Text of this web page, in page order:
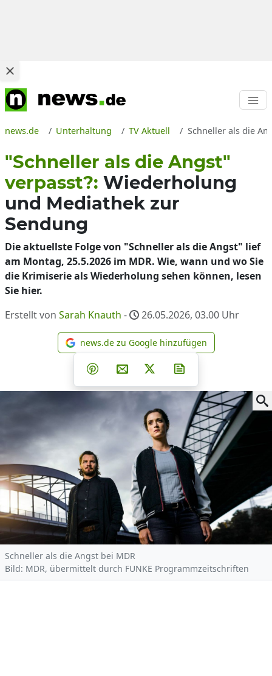
news.de Unterhaltung TV Aktuell Schneller als die
"Schneller als die Angst"
verpasst?: Wiederholung
und Mediathek zur
Sendung
Die aktuellste Folge von "Schneller als die Angst" lief
am Montag, 25.5.2026 im MDR. Wie, wann und wo Sie
die Krimiserie als Wiederholung sehen können, lesen
Sie hier.
Erstellt von Sarah Knauth - 26.05.2026, 03.00 Uhr
news.de zu Google
news.de zu Google hinzufügen
Teilen auf Facebook
Teilen auf Whatsapp
Teilen auf Telegram
Teilen auf Pinterest
Per E-Mail teilen
Post auf X
Schneller als die Angst bei MDR
Bild: MDR, übermittelt durch FUNKE Programmzeitschriften